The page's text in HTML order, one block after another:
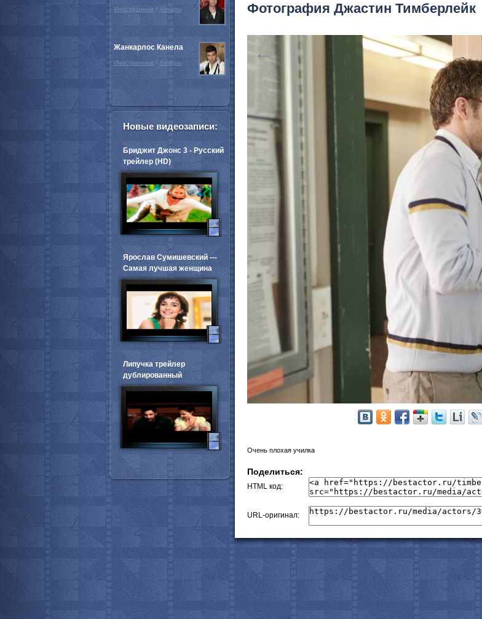
Фотография Джастин Тимберлейк
←
Очень плохая училка
Поделиться:
HTML код:
URL-оригинал:
Иностранные / Актёры
Жанкарлос Канела
Иностранные / Актёры
Новые видеозаписи:
Бриджит Джонс 3 - Русский
трейлер (HD)
Ярослав Сумишевский ---
Самая лучшая женщина
Липучка трейлер
дублированный